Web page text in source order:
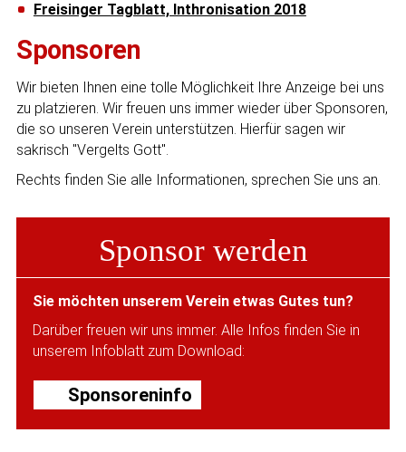
Freisinger Tagblatt, Inthronisation 2018
Sponsoren
Wir bieten Ihnen eine tolle Möglichkeit Ihre Anzeige bei uns
zu platzieren. Wir freuen uns immer wieder über Sponsoren,
die so unseren Verein unterstützen. Hierfür sagen wir
sakrisch "Vergelts Gott".
Rechts finden Sie alle Informationen, sprechen Sie uns an.
Sponsor werden
Sie möchten unserem Verein etwas Gutes tun?
Darüber freuen wir uns immer. Alle Infos finden Sie in
unserem Infoblatt zum Download:
Sponsoreninfo